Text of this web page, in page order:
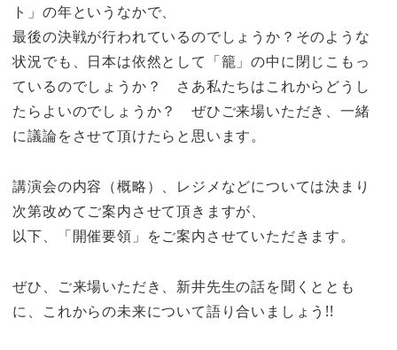
ト」の年というなかで、
最後の決戦が行われているのでしょうか？そのような
状況でも、日本は依然として「籠」の中に閉じこもっ
ているのでしょうか？ さあ私たちはこれからどうし
たらよいのでしょうか？ ぜひご来場いただき、一緒
に議論をさせて頂けたらと思います。
講演会の内容（概略）、レジメなどについては決まり
次第改めてご案内させて頂きますが、
以下、「開催要領」をご案内させていただきます。
ぜひ、ご来場いただき、新井先生の話を聞くととも
に、これからの未来について語り合いましょう!!